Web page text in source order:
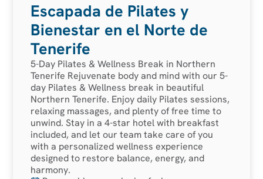
Escapada de Pilates y
Bienestar en el Norte de
Tenerife
5-Day Pilates & Wellness Break in Northern
Tenerife Rejuvenate body and mind with our 5-
day Pilates & Wellness break in beautiful
Northern Tenerife. Enjoy daily Pilates sessions,
relaxing massages, and plenty of free time to
unwind. Stay in a 4-star hotel with breakfast
included, and let our team take care of you
with a personalized wellness experience
designed to restore balance, energy, and
harmony.